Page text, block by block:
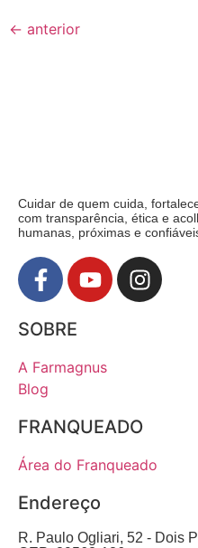
← anterior
Cuidar de quem cuida,
com transparência, ética e
humanas, próximas e
SOBRE
A Farmagnus
Blog
FRANQUEADO
Área do Franqueado
Endereço
R. Paulo Ogliari, 52 - Dois